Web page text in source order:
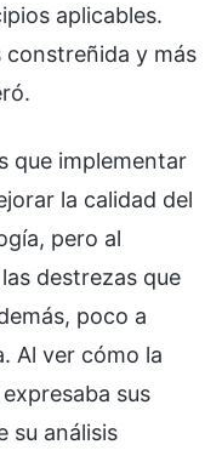
aplicables.
constreñida y más
que implementar
la calidad del
pero al
destrezas que
poco a
Al ver cómo la
sus
su análisis